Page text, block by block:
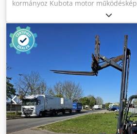
kormányoz Kubota motor
alkatrészekre Dwjdpott Uqmsfx Abysa